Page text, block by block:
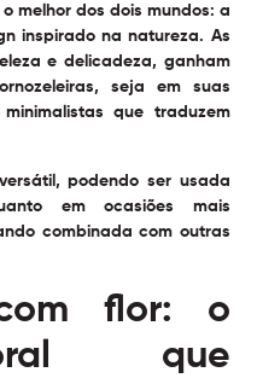
melhor dos dois mundos: a
inspirado na natureza. As
e delicadeza, ganham
seja em suas
que traduzem
podendo ser usada
em ocasiões mais
combinada com outras
com flor: o
que